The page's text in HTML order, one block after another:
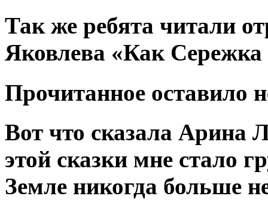
Так же ребята читали
Яковлева «Как Сережка
Прочитанное оставило
Вот что сказала Арина
этой сказки мне стало
Земле никогда больше